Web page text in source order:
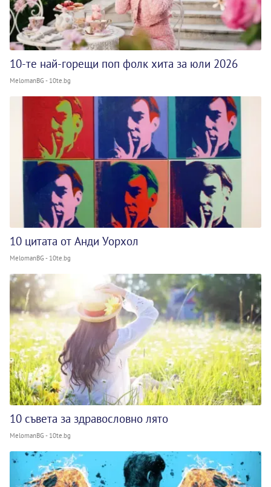
10-те най-горещи поп фолк хита за юли 2026
MelomanBG - 10te.bg
10 цитата от Анди Уорхол
MelomanBG - 10te.bg
10 съвета за здравословно лято
MelomanBG - 10te.bg